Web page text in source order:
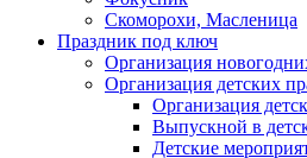
Скоморохи, Масленица
Праздник под ключ
Организация
Организация детских
Организация
Выпускной в
Детские